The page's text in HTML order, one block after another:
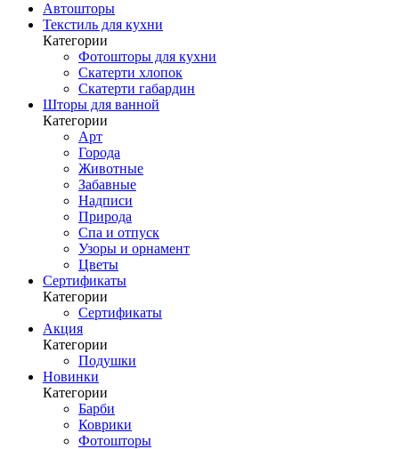
Автошторы
Текстиль для кухни
Категории
Фотошторы для кухни
Скатерти хлопок
Скатерти габардин
Шторы для ванной
Категории
Арт
Города
Животные
Забавные
Надписи
Природа
Спа и отпуск
Узоры и орнамент
Цветы
Сертификаты
Категории
Сертификаты
Акция
Категории
Подушки
Новинки
Категории
Барби
Коврики
Фотошторы